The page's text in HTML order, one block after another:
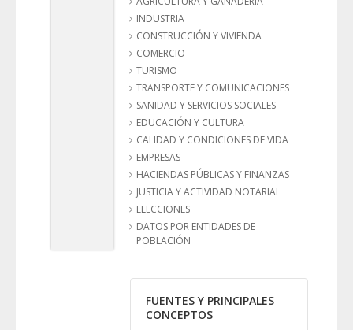
INDUSTRIA
CONSTRUCCIÓN Y VIVIENDA
COMERCIO
TURISMO
TRANSPORTE Y COMUNICACIONES
SANIDAD Y SERVICIOS SOCIALES
EDUCACIÓN Y CULTURA
CALIDAD Y CONDICIONES DE VIDA
EMPRESAS
HACIENDAS PÚBLICAS Y FINANZAS
JUSTICIA Y ACTIVIDAD NOTARIAL
ELECCIONES
DATOS POR ENTIDADES DE
POBLACIÓN
FUENTES Y PRINCIPALES
CONCEPTOS